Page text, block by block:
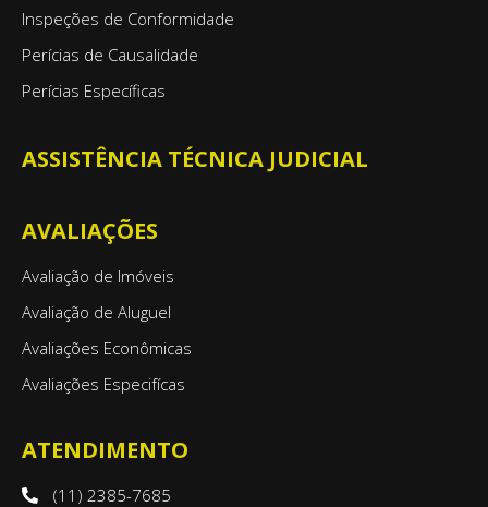
Inspeções de Conformidade
Perícias de Causalidade
Perícias Específicas
ASSISTÊNCIA TÉCNICA JUDICIAL
AVALIAÇÕES
Avaliação de Imóveis
Avaliação de Aluguel
Avaliações Econômicas
Avaliações Especifícas
ATENDIMENTO
(11) 2385-7685